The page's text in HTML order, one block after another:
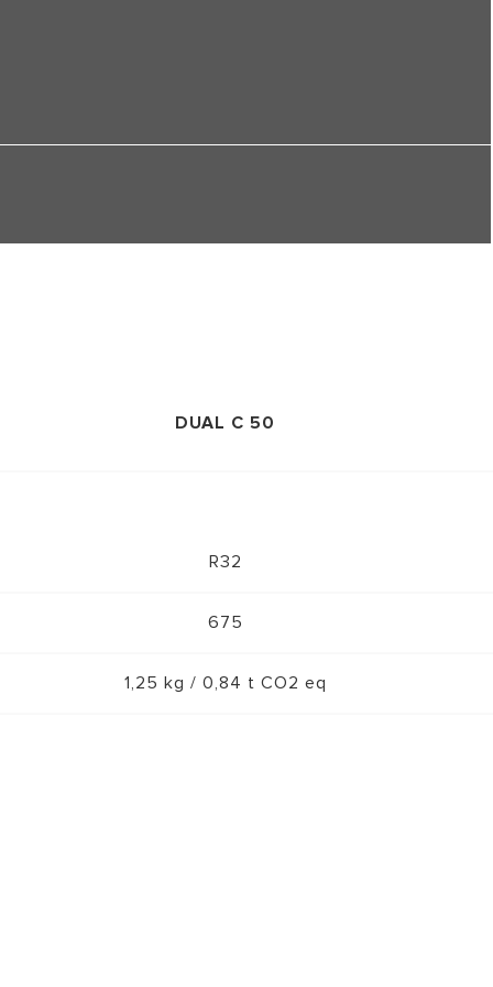
DUAL C 50
R32
675
1,25 kg / 0,84 t CO2 eq